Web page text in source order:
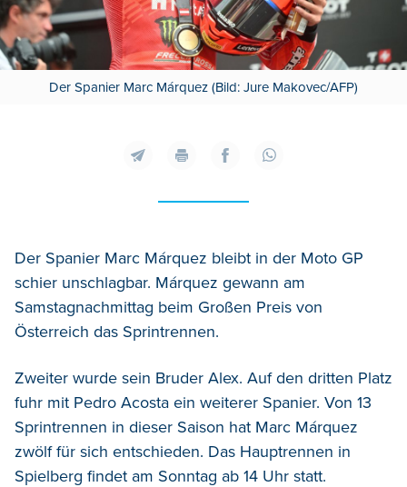
Der Spanier Marc Márquez (Bild: Jure Makovec/AFP)
Der Spanier Marc Márquez bleibt in der Moto GP
schier unschlagbar. Márquez gewann am
Samstagnachmittag beim Großen Preis von
Österreich das Sprintrennen.
Zweiter wurde sein Bruder Alex. Auf den dritten Platz
fuhr mit Pedro Acosta ein weiterer Spanier. Von 13
Sprintrennen in dieser Saison hat Marc Márquez
zwölf für sich entschieden. Das Hauptrennen in
Spielberg findet am Sonntag ab 14 Uhr statt.